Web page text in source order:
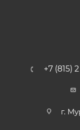
+7 (815)
г.